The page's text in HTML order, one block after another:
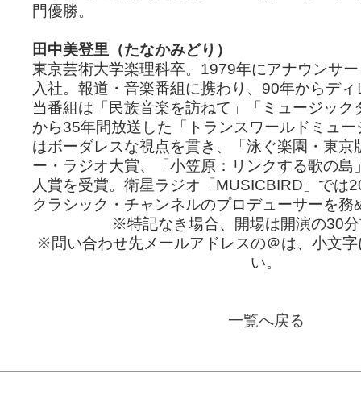
門優勝。
田中美登里（たなかみどり）
東京芸術大学楽理科卒。1979年にアナウンサ
入社。報道・音楽番組に携わり、90年からデ
当番組は「民族音楽を訪ねて」「ミュージック
から35年間放送した「トランスワールドミュ
はボーダレスな視点を貫き、「泳ぐ楽園・東京
ー・ラジオ大賞、「小笠原：リンクする歌の島
人賞を受賞。衛星ラジオ「MUSICBIRD」では
クラシック・チャンネルのプロデューサーを務
※特記なき場合、開場は開演の30
※問い合わせ先メールアドレスの＠は、小文
い。
一覧へ戻る